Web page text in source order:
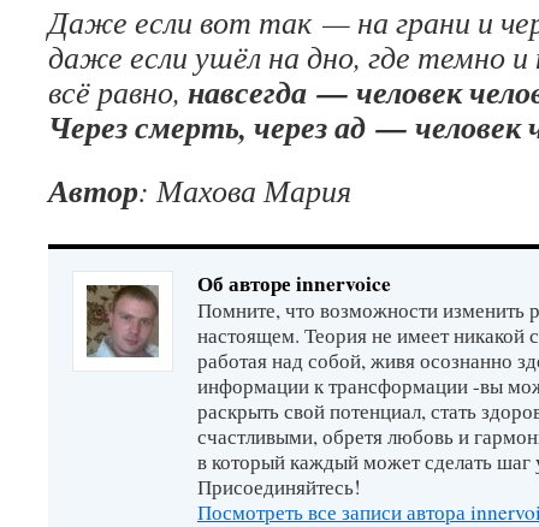
Даже если вот так — на грани и
даже если ушёл на дно, где темно
всё равно, навсегда — человек
Через смерть, через ад — человек
Автор: Махова Мария
Об авторе innervoice
Помните, что возможности изменить
настоящем. Теория не имеет никакой
работая над собой, живя осознанно
информации к трансформации -вы
раскрыть свой потенциал, стать
счастливыми, обретя любовь и
в который каждый может сделать шаг
Присоединяйтесь!
Посмотреть все записи автора